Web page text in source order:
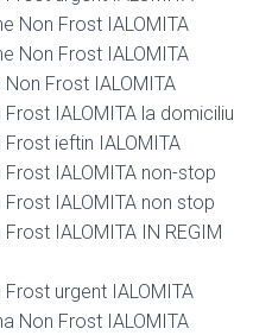
Non Frost IALOMITA
Non Frost IALOMITA
Frost IALOMITA
IALOMITA la domiciliu
ieftin IALOMITA
IALOMITA non-stop
IALOMITA non stop
IALOMITA IN REGIM
urgent IALOMITA
Non Frost IALOMITA